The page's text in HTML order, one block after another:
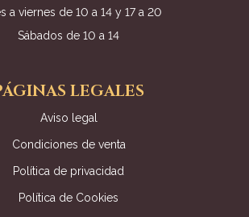
a viernes de 10 a 14 y 17 a 20
Sábados de 10 a 14
LEGALES
Aviso legal
Condiciones de venta
Política de privacidad
Política de Cookies